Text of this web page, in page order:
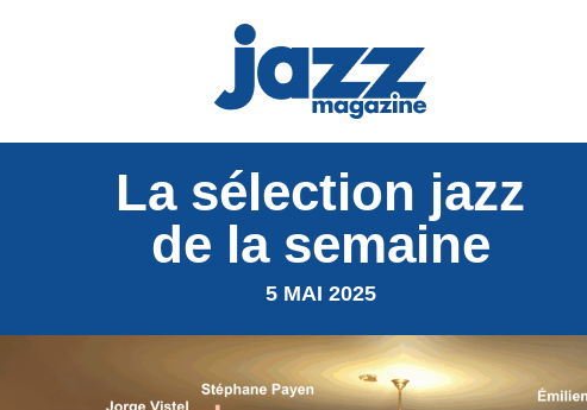
La sélection jazz
de la semaine
5 MAI 2025